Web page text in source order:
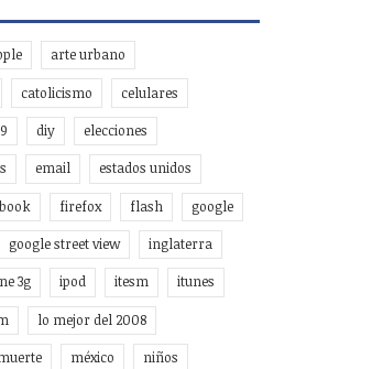
arte urbano
catolicismo celulares
diy elecciones
email estados unidos
firefox flash google
google street view inglaterra
3g ipod itesm itunes
lo mejor del 2008
méxico niños